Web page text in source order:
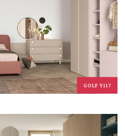
GOLF Y117